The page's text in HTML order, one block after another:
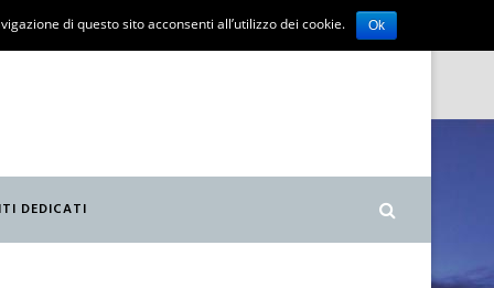
DEDICATI
di questo sito acconsenti all’utilizzo dei cookie. Ok